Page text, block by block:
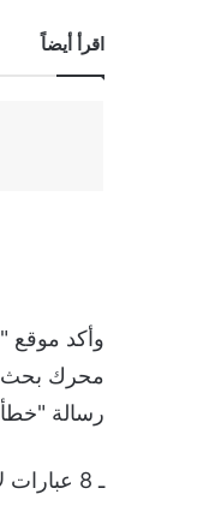
اقرأ أيضاً
محرك بحث
رسالة
ـ 8 عبارات لا تبحث عنها عبر جوجل: